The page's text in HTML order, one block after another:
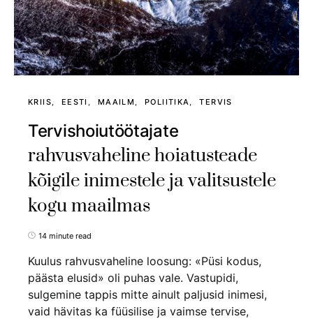
KRIIS EESTI MAAILM POLIITIKA TERVIS
Tervishoiutöötajate
rahvusvaheline hoiatusteade
kõigile inimestele ja valitsustele
kogu maailmas
14 minute read
Kuulus rahvusvaheline loosung: «Püsi kodus,
päästa elusid» oli puhas vale. Vastupidi,
sulgemine tappis mitte ainult paljusid inimesi,
vaid hävitas ka füüsilise ja vaimse tervise,